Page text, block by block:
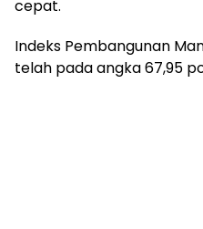
cepat.
Indeks Pembangunan
telah pada angka 67,95